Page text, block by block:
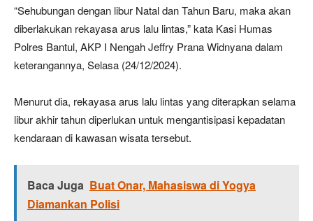
“Sehubungan dengan libur Natal dan Tahun Baru, maka akan
diberlakukan rekayasa arus lalu lintas,” kata Kasi Humas
Polres Bantul, AKP I Nengah Jeffry Prana Widnyana dalam
keterangannya, Selasa (24/12/2024).
Menurut dia, rekayasa arus lalu lintas yang diterapkan selama
libur akhir tahun diperlukan untuk mengantisipasi kepadatan
kendaraan di kawasan wisata tersebut.
Baca Juga Buat Onar, Mahasiswa di Yogya
Diamankan Polisi